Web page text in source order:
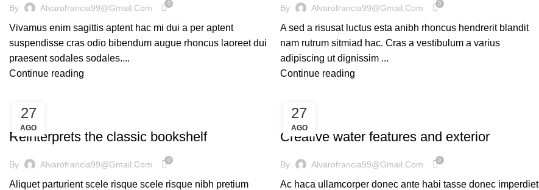
By Alvarofrancia99@gmail.com 0
Vivamus enim sagittis aptent hac mi dui a per aptent
suspendisse cras odio bibendum augue rhoncus laoreet dui
praesent sodales sodales....
Continue reading
By Alvarofrancia99@gmail.com 0
A sed a risusat luctus esta anibh rhoncus hendrerit blandit
nam rutrum sitmiad hac. Cras a vestibulum a varius
adipiscing ut dignissim ...
Continue reading
27
AGO
DESIGN TRENDS
Reinterprets the classic bookshelf
By Alvarofrancia99@gmail.com 0
Aliquet parturient scele risque scele risque nibh pretium
27
AGO
DECORATION
Creative water features and exterior
By Alvarofrancia99@gmail.com 0
Ac haca ullamcorper donec ante habi tasse donec imperdiet